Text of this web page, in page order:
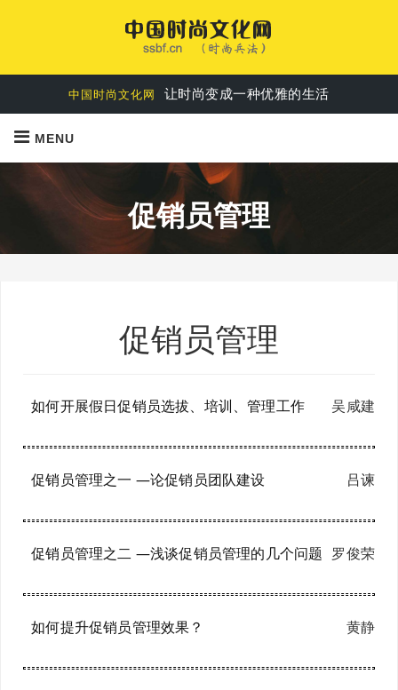
中国时尚文化网 时尚是每个人都可以享受的美好生活
中国时尚文化网 让时尚变成一种优雅的生活
MENU
促销员管理
促销员管理
如何开展假日促销员选拔、培训、管理工作 吴咸建
促销员管理之一 —论促销员团队建设 吕谏
促销员管理之二 —浅谈促销员管理的几个问题 罗俊荣
如何提升促销员管理效果？ 黄静